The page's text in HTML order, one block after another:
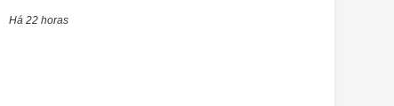
Há 22 horas